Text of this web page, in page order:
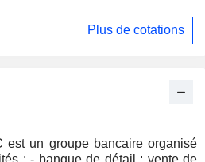
est un groupe bancaire organisé
de
Plus de cotations